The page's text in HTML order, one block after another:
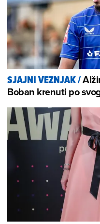
SJAJNI VEZNJAK/
Boban krenuti po